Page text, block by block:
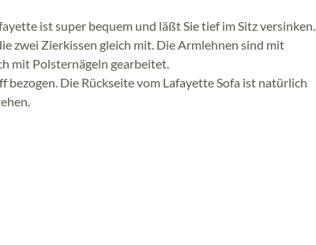
ist super bequem und läßt Sie tief im Sitz versinken.
zwei Zierkissen gleich mit. Die Armlehnen sind mit
mit Polsternägeln gearbeitet.
Die Rückseite vom Lafayette Sofa ist natürlich